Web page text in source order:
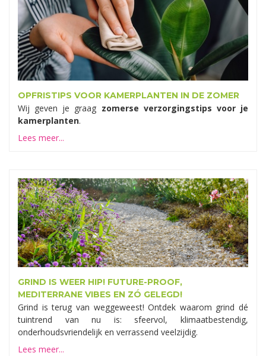
OPFRISTIPS VOOR KAMERPLANTEN IN DE ZOMER
Wij geven je graag zomerse verzorgingstips voor je
kamerplanten.
Lees meer...
GRIND IS WEER HIP! FUTURE-PROOF,
MEDITERRANE VIBES EN ZÓ GELEGD!
Grind is terug van weggeweest! Ontdek waarom grind dé
tuintrend van nu is: sfeervol, klimaatbestendig,
onderhoudsvriendelijk en verrassend veelzijdig.
Lees meer...